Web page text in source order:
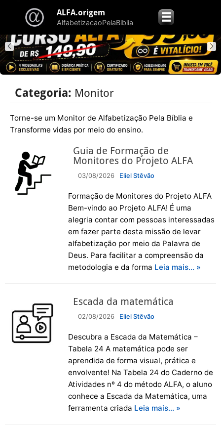
ALFA.origem
AlfabetizacaoPelaBiblia ☰
Categoria: Monitor
Torne-se um Monitor de Alfabetização Pela Bíblia e
Transforme vidas por meio do ensino.
Guia de Formação de
Monitores do Projeto ALFA
03/08/2026 Eliel Stêvão
Formação de Monitores do Projeto ALFA
Bem-vindo ao Projeto ALFA! É uma
alegria contar com pessoas interessadas
em fazer parte desta missão de levar
alfabetização por meio da Palavra de
Deus. Para facilitar a compreensão da
metodologia e da forma Leia mais… »
Escada da matemática
02/08/2026 Eliel Stêvão
Descubra a Escada da Matemática –
Tabela 24 A matemática pode ser
aprendida de forma visual, prática e
envolvente! Na Tabela 24 do Caderno de
Atividades nº 4 do método ALFA, o aluno
conhece a Escada da Matemática, uma
ferramenta criada Leia mais… »